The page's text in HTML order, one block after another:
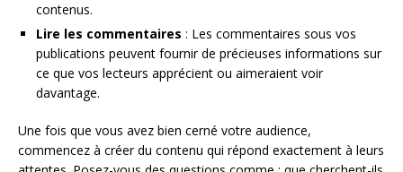
contenus.
Lire les commentaires : Les commentaires sous vos
publications peuvent fournir de précieuses informations sur
ce que vos lecteurs apprécient ou aimeraient voir
davantage.
Une fois que vous avez bien cerné votre audience,
commencez à créer du contenu qui répond exactement à leurs